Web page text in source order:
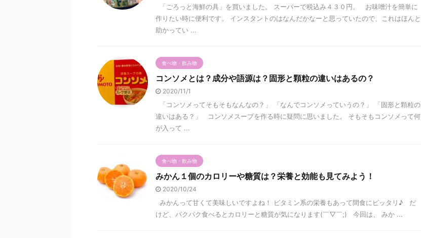
「ごろっと海鮮の具」を買いました。 スーパーで税込み４３０円。 お味噌汁を簡単に
作りたい時に便利です。 インスタントのはなんだかなーと思っていたので、これはほんと
助かってい ...
食べ物・飲み物
コンソメとは？成分や語源は？固形と顆粒の違いはあるの？
2020/11/1
「コンソメってそもそもなんなの？」 「なんでコンソメっていうの？」 「固形と顆粒の
違いはある？」 コンソメスープを作る時に疑問に思いました。 そもそもコンソメって何
が入って ...
食べ物・飲み物
みかん１個のカロリーや糖質は？栄養と効能も見てみよう！
2020/10/24
みかんって甘くて美味しいですよね！ ビタミン系の栄養もあって間食にピッタリ♪ だ
けど、パクパク食べるとカロリーと糖質が気になります(￣▽￣;) 今回は、 みか ...